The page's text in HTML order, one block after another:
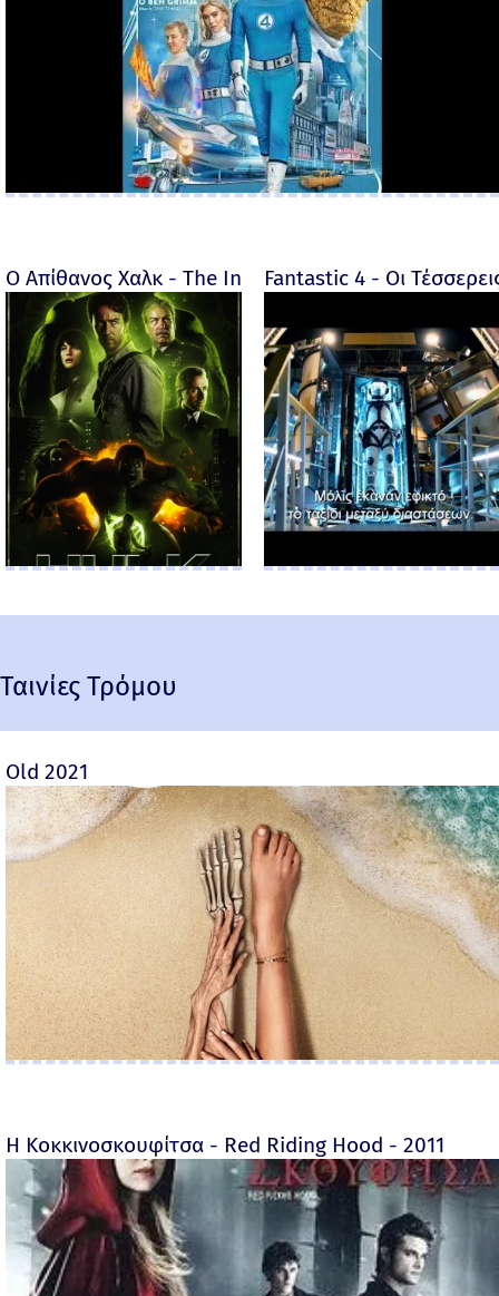
Ο Απίθανος Χαλκ - The Incredible Hulk - 2008
Fantastic 4 - Οι
Ταινίες Τρόμου
Old 2021
Η Κοκκινοσκουφίτσα - Red Riding Hood - 2011